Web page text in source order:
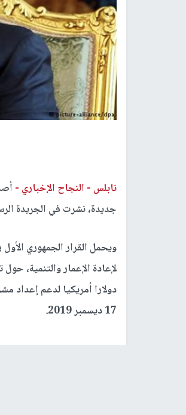
نابلس - النجاح الإخباري -
جديدة، نشرت في الجريدة
دولارا أمريكيا لدعم إعداد
17 ديسمبر 2019.